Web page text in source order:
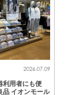
2026.07.09
利用者にも便
品 イオンモール